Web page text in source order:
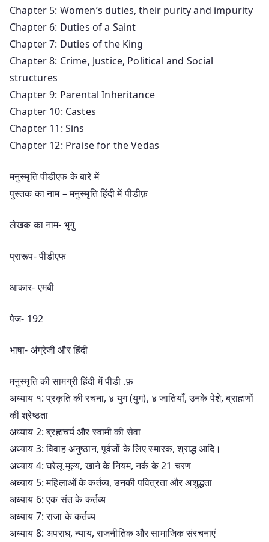
Chapter 5: Women’s duties, their purity and impurity
Chapter 6: Duties of a Saint
Chapter 7: Duties of the King
Chapter 8: Crime, Justice, Political and Social
structures
Chapter 9: Parental Inheritance
Chapter 10: Castes
Chapter 11: Sins
Chapter 12: Praise for the Vedas
मनुस्मृति पीडीएफ के बारे में
पुस्तक का नाम – मनुस्मृति हिंदी में पीडीफ़
लेखक का नाम- भृगु
प्रारूप- पीडीएफ
आकार- एमबी
पेज- 192
भाषा- अंग्रेजी और हिंदी
मनुस्मृति की सामग्री हिंदी में पीडी .फ़
अध्याय १: प्रकृति की रचना, ४ युग (युग), ४ जातियाँ, उनके पेशे, ब्राह्मणों
की श्रेष्ठता
अध्याय 2: ब्रह्मचर्य और स्वामी की सेवा
अध्याय 3: विवाह अनुष्ठान, पूर्वजों के लिए स्मारक, श्राद्ध आदि।
अध्याय 4: घरेलू मूल्य, खाने के नियम, नर्क के 21 चरण
अध्याय 5: महिलाओं के कर्तव्य, उनकी पवित्रता और अशुद्धता
अध्याय 6: एक संत के कर्तव्य
अध्याय 7: राजा के कर्तव्य
अध्याय 8: अपराध, न्याय, राजनीतिक और सामाजिक संरचनाएं